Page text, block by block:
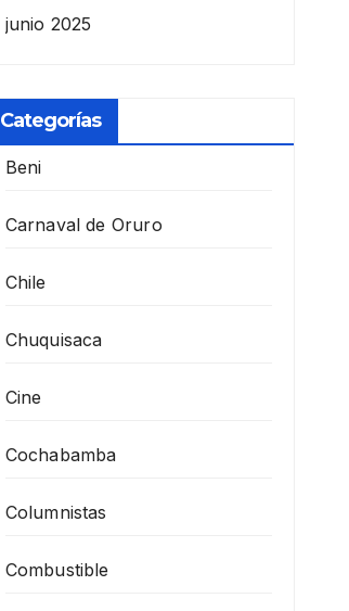
junio 2025
Categorías
Beni
Carnaval de Oruro
Chile
Chuquisaca
Cine
Cochabamba
Columnistas
Combustible